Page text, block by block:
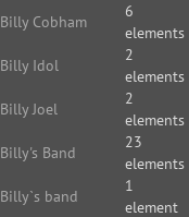
Billy Cobham
6
elements
Billy Idol
2
elements
Billy Joel
2
elements
Billy's Band
23
elements
Billy`s band
1
element